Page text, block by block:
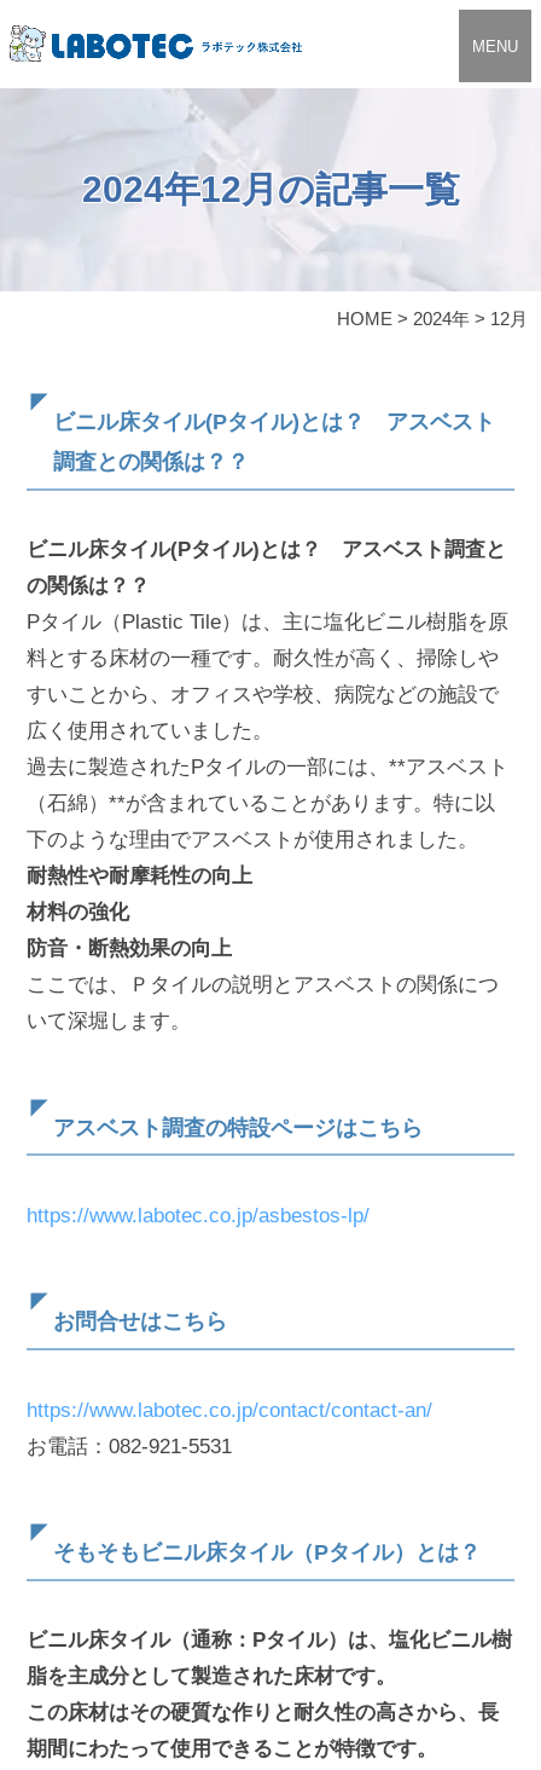
MENU
2024年12月の記事一覧
HOME > 2024年> 12月
ビニル床タイル(Pタイル)とは？ アスベスト
調査との関係は？？
ビニル床タイル(Pタイル)とは？ アスベスト調査と
の関係は？？
Pタイル（Plastic Tile）は、主に塩化ビニル樹脂を原
料とする床材の一種です。耐久性が高く、掃除しや
すいことから、オフィスや学校、病院などの施設で
広く使用されていました。
過去に製造されたPタイルの一部には、**アスベスト
（石綿）**が含まれていることがあります。特に以
下のような理由でアスベストが使用されました。
耐熱性や耐摩耗性の向上
材料の強化
防音・断熱効果の向上
ここでは、Ｐタイルの説明とアスベストの関係につ
いて深堀します。
アスベスト調査の特設ページはこちら
https://www.labotec.co.jp/asbestos-lp/
お問合せはこちら
https://www.labotec.co.jp/contact/contact-an/
お電話：082-921-5531
そもそもビニル床タイル（Pタイル）とは？
ビニル床タイル（通称：Pタイル）は、塩化ビニル樹
脂を主成分として製造された床材です。
この床材はその硬質な作りと耐久性の高さから、長
期間にわたって使用できることが特徴です。